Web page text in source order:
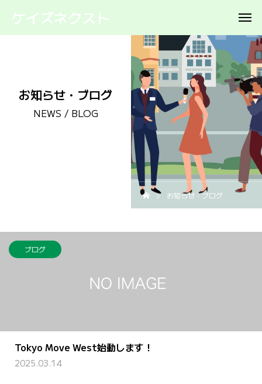
ケイズネクスト
お知らせ・ブログ
NEWS / BLOG
お知らせ・ブログ
ブログ
Tokyo Move West始動します！
2025.03.14